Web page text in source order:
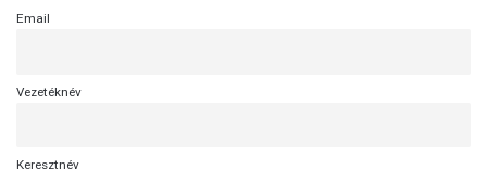
Email
Vezetéknév
Keresztnév